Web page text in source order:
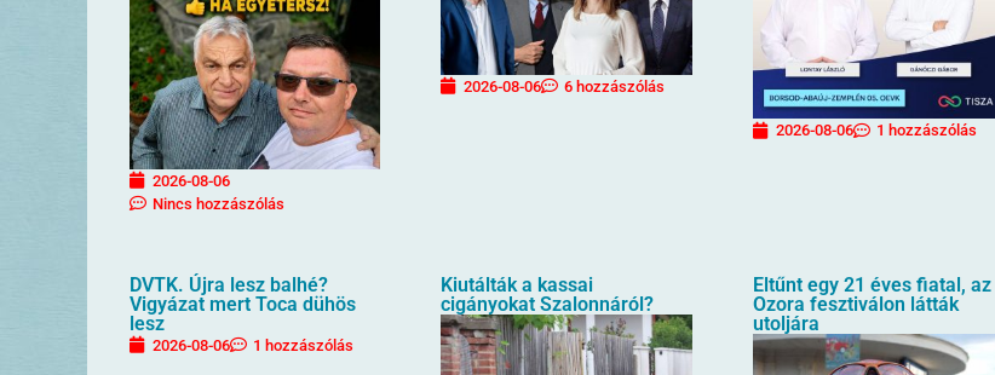
2026-08-06
Nincs hozzászólás
2026-08-06 6 hozzászólás
2026-08-06 1 hozzászólás
DVTK. Újra lesz balhé?
Vigyázat mert Toca dühös
lesz
2026-08-06 1 hozzászólás
Kiutálták a kassai
cigányokat Szalonnáról?
Eltűnt egy 21 éves fiatal, az
Ozora fesztiválon látták
utoljára